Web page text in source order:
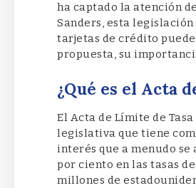
ha captado la atención
Sanders, esta
tarjetas de crédito
propuesta, su
¿Qué es el Acta
El Acta de Límite de
legislativa que tiene
interés que a menudo
por ciento en las tasas
millones de